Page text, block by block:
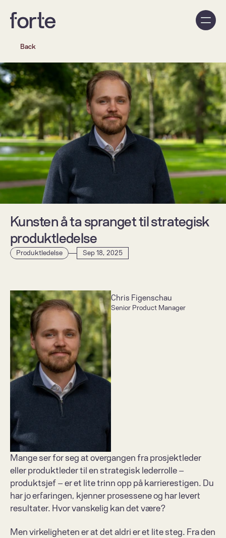
Back
Kunsten å ta spranget til strategisk
produktledelse
Produktledelse Sep 18, 2025
Chris Figenschau
Senior Product Manager
Mange ser for seg at overgangen fra prosjektleder
eller produktleder til en strategisk lederrolle –
produktsjef – er et lite trinn opp på karrierestigen. Du
har jo erfaringen, kjenner prosessene og har levert
resultater. Hvor vanskelig kan det være?
Men virkeligheten er at det aldri er et lite steg. Fra den